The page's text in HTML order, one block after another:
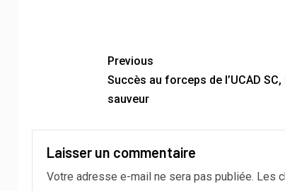
Previous
Succès au forceps de l’UCAD SC,
sauveur
Laisser un commentaire
Votre adresse e-mail ne sera pas publiée. Les